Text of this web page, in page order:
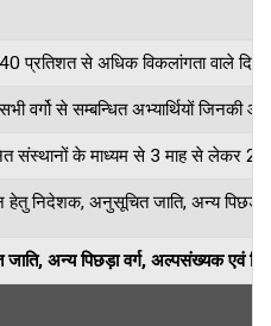
प्रतिशत से अधिक विकलांगता वाले
वर्गो से सम्बन्धित अभ्यार्थियों जिनकी
संस्थानों के माध्यम से 3 माह से लेकर 2
हेतु निदेशक, अनुसूचित जाति, अन्य पिछड़ा
अन्य पिछड़ा वर्ग, अल्पसंख्यक एवं